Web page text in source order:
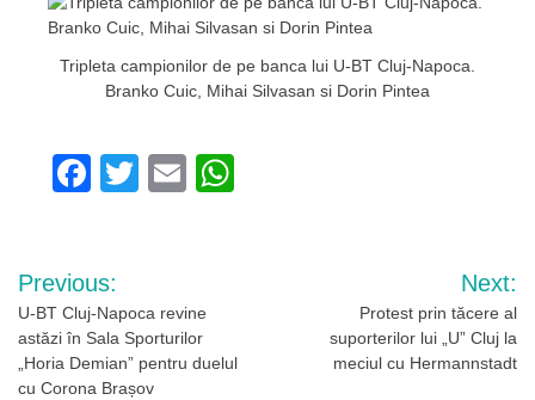
Tripleta campionilor de pe banca lui U-BT Cluj-Napoca.
Branko Cuic, Mihai Silvasan si Dorin Pintea
Facebook
TwitterEmail
Navigare
în
articole
Previous:
U-BT Cluj-Napoca revine
astăzi în Sala Sporturilor
„Horia Demian” pentru duelul
cu Corona Brașov
Next:
Protest prin tăcere al
suporterilor lui „U” Cluj la
meciul cu Hermannstadt